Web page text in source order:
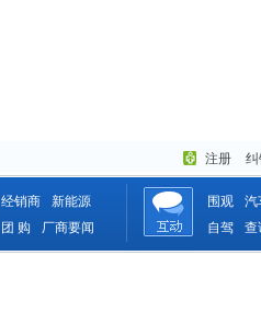
注册
经销商
新能源
团 购
厂商要闻
围观
汽
自驾
查